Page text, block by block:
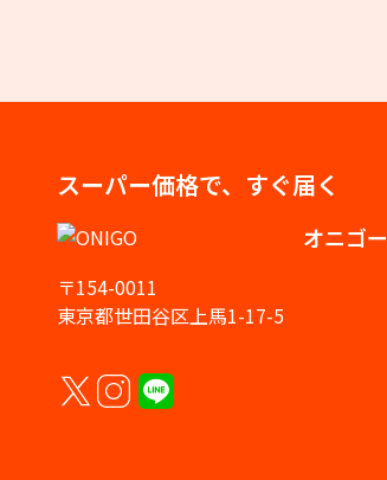
スーパー価格で、すぐ届く
オニゴー
〒154-0011
東京都世田谷区上馬1-17-5